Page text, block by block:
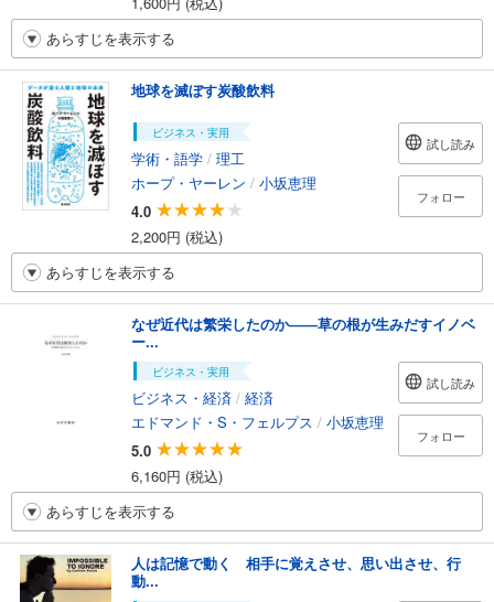
あらすじを表示する
地球を滅ぼす炭酸飲料
ビジネス・実用
学術・語学 / 理工
ホープ・ヤーレン / 小坂恵理
4.0
2,200円 (税込)
試し読み
フォロー
あらすじを表示する
なぜ近代は繁栄したのか――草の根が生みだすイノベ
ー...
ビジネス・実用
ビジネス・経済 / 経済
エドマンド・S・フェルプス / 小坂恵理
5.0
6,160円 (税込)
試し読み
フォロー
あらすじを表示する
人は記憶で動く 相手に覚えさせ、思い出させ、行
動...